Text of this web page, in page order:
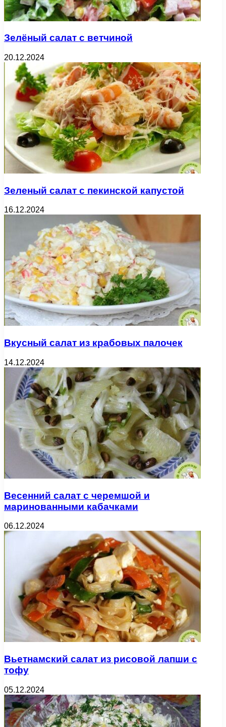
Зелёный салат с ветчиной
20.12.2024
Зеленый салат с пекинской капустой
16.12.2024
Вкусный салат из крабовых палочек
14.12.2024
Весенний салат с черемшой и
маринованными кабачками
06.12.2024
Вьетнамский салат из рисовой лапши с
тофу
05.12.2024